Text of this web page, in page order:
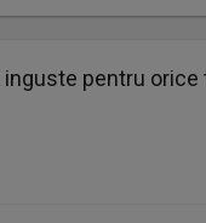
pentru orice